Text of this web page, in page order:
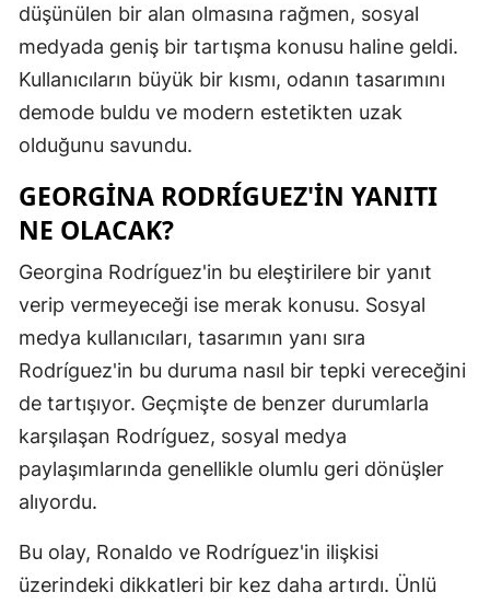
Malatya
Manisa
Muğla
Ordu
Sakarya
düşünülen bir alan olmasına rağmen, sosyal
medyada geniş bir tartışma konusu haline geldi.
Kullanıcıların büyük bir kısmı, odanın tasarımını
demode buldu ve modern estetikten uzak
olduğunu savundu.
GEORGINA RODRÍGUEZ'IN YANITI
NE OLACAK?
Georgina Rodríguez'in bu eleştirilere bir yanıt
verip vermeyeceği ise merak konusu. Sosyal
medya kullanıcıları, tasarımın yanı sıra
Rodríguez'in bu duruma nasıl bir tepki vereceğini
de tartışıyor. Geçmişte de benzer durumlarla
karşılaşan Rodríguez, sosyal medya
paylaşımlarında genellikle olumlu geri dönüşler
alıyordu.
Bu olay, Ronaldo ve Rodríguez'in ilişkisi
üzerindeki dikkatleri bir kez daha artırdı. Ünlü